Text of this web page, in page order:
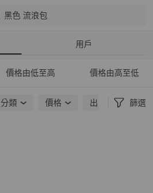
黑色 流浪包
用戶
價格由低至高 價格由高至低
分類 價格 出貨地點 篩選